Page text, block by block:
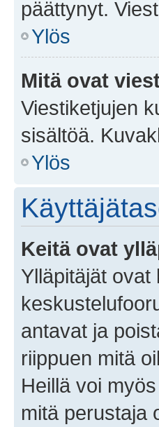
päättynyt.
Ylös
Mitä ovat
Viestiketjujen
sisältöä.
Ylös
Keitä ovat
Ylläpitäjät
antavat ja
riippuen mitä
Heillä voi
mitä perustaja